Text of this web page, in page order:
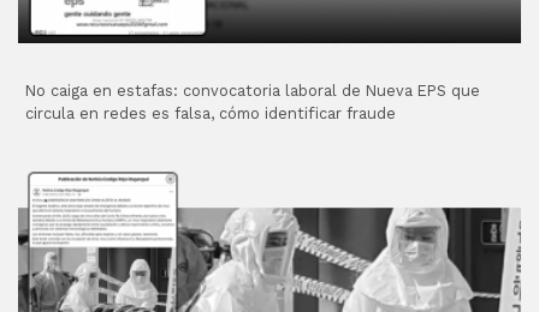
No caiga en estafas: convocatoria laboral de Nueva EPS que
circula en redes es falsa, cómo identificar fraude